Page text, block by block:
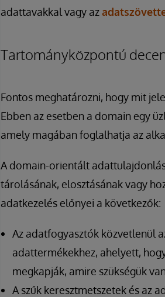
adattavakkal vagy az
Tartományközpontú
Fontos meghatározni, hogy mit
Ebben az esetben a domain egy
amely magában foglalhatja az
A domain-orientált
tárolásának, elosztásának vagy
adatkezelés előnyei a következők:
Az adatfogyasztók közvetlenül
adattermékekhez, ahelyett,
megkapják, amire szükségük
A szűk keresztmetszetek és az